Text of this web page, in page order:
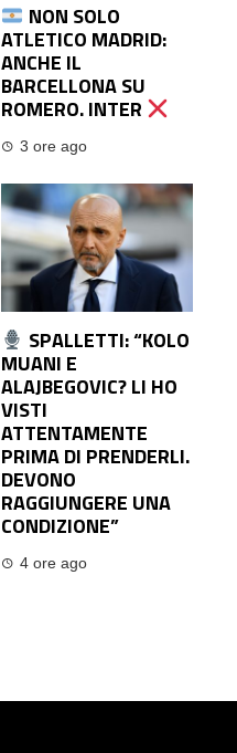
NON SOLO
ATLETICO MADRID:
ANCHE IL
BARCELLONA SU
ROMERO. INTER
3 ore ago
SPALLETTI: “KOLO
MUANI E
ALAJBEGOVIC? LI HO
VISTI
ATTENTAMENTE
PRIMA DI PRENDERLI.
DEVONO
RAGGIUNGERE UNA
CONDIZIONE”
4 ore ago